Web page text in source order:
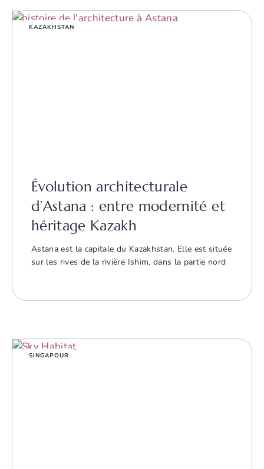
KAZAKHSTAN
Évolution architecturale
d’Astana : entre modernité et
héritage Kazakh
Astana est la capitale du Kazakhstan. Elle est située
sur les rives de la rivière Ishim, dans la partie nord
SINGAPOUR